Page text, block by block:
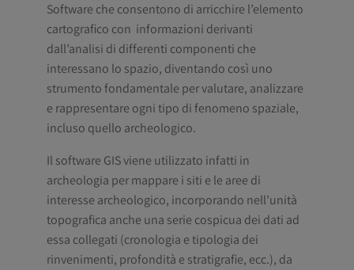
Software che consentono di arricchire l’elemento
cartografico con informazioni derivanti
dall’analisi di differenti componenti che
interessano lo spazio, diventando così uno
strumento fondamentale per valutare, analizzare
e rappresentare ogni tipo di fenomeno spaziale,
incluso quello archeologico.
Il software GIS viene utilizzato infatti in
archeologia per mappare i siti e le aree di
interesse archeologico, incorporando nell’unità
topografica anche una serie cospicua dei dati ad
essa collegati (cronologia e tipologia dei
rinvenimenti, profondità e stratigrafie, ecc.), da